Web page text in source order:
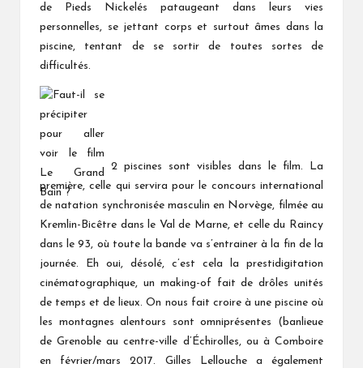
de Pieds Nickelés pataugeant dans leurs vies
personnelles, se jettant corps et surtout âmes dans la
piscine, tentant de se sortir de toutes sortes de
difficultés.
2 piscines sont visibles dans le film. La
première, celle qui servira pour le concours international
de natation synchronisée masculin en Norvège, filmée au
Kremlin-Bicêtre dans le Val de Marne, et celle du Raincy
dans le 93, où toute la bande va s’entrainer à la fin de la
journée. Eh oui, désolé, c’est cela la prestidigitation
cinématographique, un making-of fait de drôles unités
de temps et de lieux. On nous fait croire à une piscine où
les montagnes alentours sont omniprésentes (banlieue
de Grenoble au centre-ville d’Échirolles, ou à Comboire
en février/mars 2017. Gilles Lellouche a également